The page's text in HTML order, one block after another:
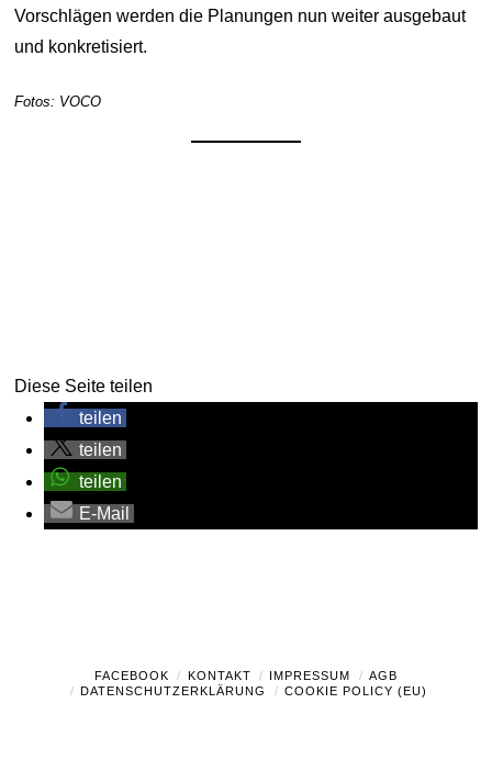
Vorschlägen werden die Planungen nun weiter ausgebaut
und konkretisiert.
Fotos: VOCO
Diese Seite teilen
teilen
teilen
teilen
E-Mail
FACEBOOK KONTAKT IMPRESSUM
AGB
DATENSCHUTZERKLÄRUNG
COOKIE POLICY (EU)